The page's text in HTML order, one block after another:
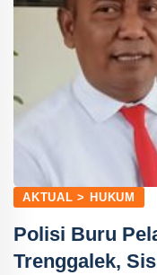
AKTUAL > HUKUM
Polisi Buru
Trenggalek,